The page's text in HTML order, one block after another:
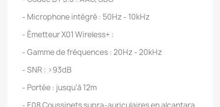
- Microphone intégré : 50Hz - 10kHz
- Émetteur X01 Wireless+ :
- Gamme de fréquences : 20Hz - 20kHz
- SNR : >93dB
- Portée : jusqu'à 12m